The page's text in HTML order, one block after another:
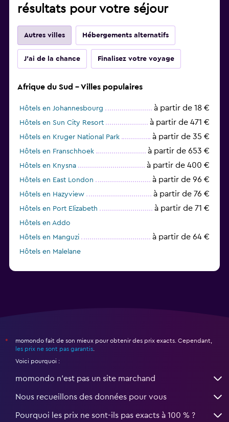
résultats pour votre séjour
Autres villes Hébergements alternatifs
J'ai de la chance Finalisez votre voyage
Afrique du Sud - Villes populaires
Hôtels en Johannesbourg à partir de 18 €
Hôtels en Sun City Resort à partir de 471 €
Hôtels en Kruger National Park à partir de 35 €
Hôtels en Franschhoek à partir de 653 €
Hôtels en Knysna à partir de 400 €
Hôtels en East London à partir de 96 €
Hôtels en Hazyview à partir de 76 €
Hôtels en Port Elizabeth à partir de 71 €
Hôtels en Addo
Hôtels en Manguzi
à partir de 64 €
Hôtels en Malelane
*
momondo fait de son mieux pour obtenir des prix exacts. Cependant,
les prix ne sont pas garantis
Voici pourquoi :
momondo n'est pas un site marchand
Nous recueillons des données pour vous
Pourquoi les prix ne sont-ils pas exacts à 100 % ?